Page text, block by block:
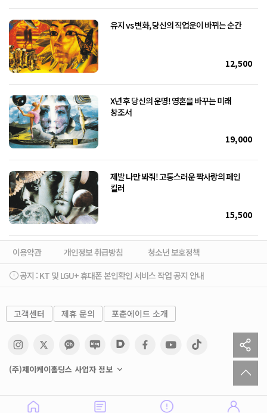
유지 vs 변화, 당신의 직업운이 바뀌는 순간
12,500
X년 후 당신의 운명! 영혼을 바꾸는 미래
창조서
19,000
제발 나만 봐줘! 고통스러운 짝사랑의 페인
킬러
15,500
이용약관 개인정보 취급방침
청소년 보호정책
공지 : KT 및 LGU+ 휴대폰 본인확인 서비스 작업 공지 안내
고객센터 제휴 문의 포춘에이드 소개
(주)제이케이홀딩스 사업자 정보